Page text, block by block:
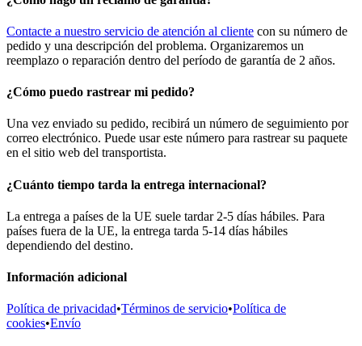
Contacte a nuestro servicio de atención al cliente con su número de
pedido y una descripción del problema. Organizaremos un
reemplazo o reparación dentro del período de garantía de 2 años.
¿Cómo puedo rastrear mi pedido?
Una vez enviado su pedido, recibirá un número de seguimiento por
correo electrónico. Puede usar este número para rastrear su paquete
en el sitio web del transportista.
¿Cuánto tiempo tarda la entrega internacional?
La entrega a países de la UE suele tardar 2-5 días hábiles. Para
países fuera de la UE, la entrega tarda 5-14 días hábiles
dependiendo del destino.
Información adicional
Política de privacidad•Términos de servicio•Política de
cookies•Envío